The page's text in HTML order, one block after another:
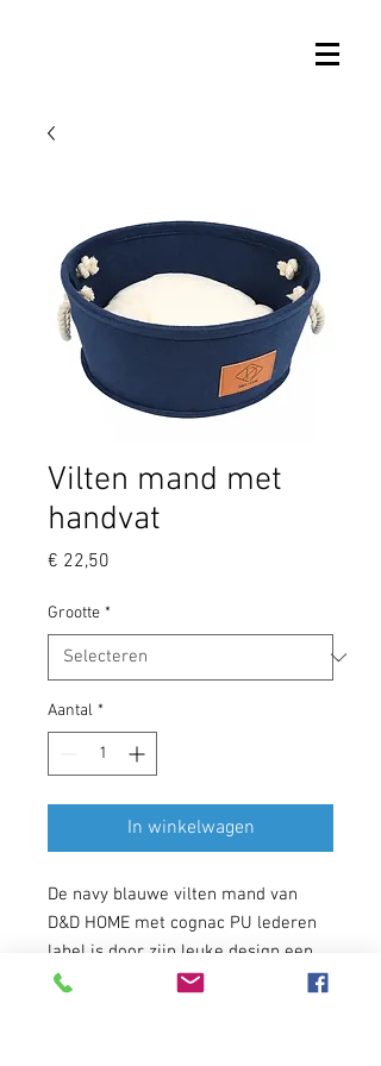
Vilten mand met
handvat
€ 22,50
Grootte *
Aantal *
In winkelwagen
De navy blauwe vilten mand van
D&D HOME met cognac PU lederen
label is door zijn leuke design een
meerwaarde in jouw interieur.